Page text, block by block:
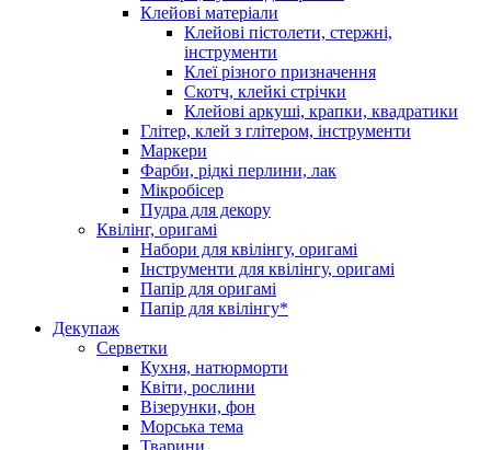
Клейові матеріали
Клейові пістолети, стержні,
інструменти
Клеї різного призначення
Скотч, клейкі стрічки
Клейові аркуші, крапки, квадратики
Глітер, клей з глітером, інструменти
Маркери
Фарби, рідкі перлини, лак
Мікробісер
Пудра для декору
Квілінг, оригамі
Набори для квілінгу, оригамі
Інструменти для квілінгу, оригамі
Папір для оригамі
Папір для квілінгу*
Декупаж
Серветки
Кухня, натюрморти
Квіти, рослини
Візерунки, фон
Морська тема
Тварини